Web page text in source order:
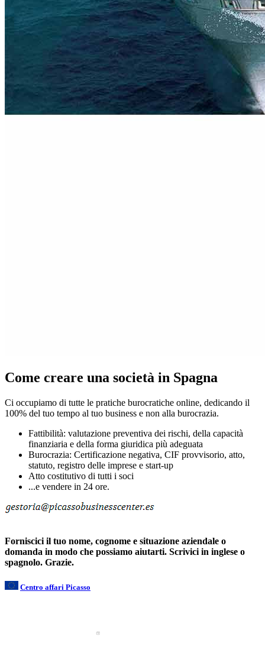
Come creare una società in Spagna
Ci occupiamo di tutte le pratiche burocratiche online, dedicando il
100% del tuo tempo al tuo business e non alla burocrazia.
Fattibilità: valutazione preventiva dei rischi, della capacità
finanziaria e della forma giuridica più adeguata
Burocrazia: Certificazione negativa, CIF provvisorio, atto,
statuto, registro delle imprese e start-up
Atto costitutivo di tutti i soci
...e vendere in 24 ore.
Forniscici il tuo nome, cognome e situazione aziendale o
domanda in modo che possiamo aiutarti. Scrivici in inglese o
spagnolo. Grazie.
Centro affari Picasso